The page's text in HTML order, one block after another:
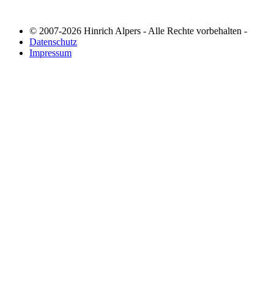
© 2007-2026 Hinrich Alpers - Alle Rechte vorbehalten -
Datenschutz
Impressum